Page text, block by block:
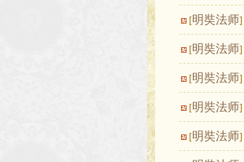
[明奘法师]
[明奘法师]
[明奘法师]
[明奘法师]
[明奘法师]